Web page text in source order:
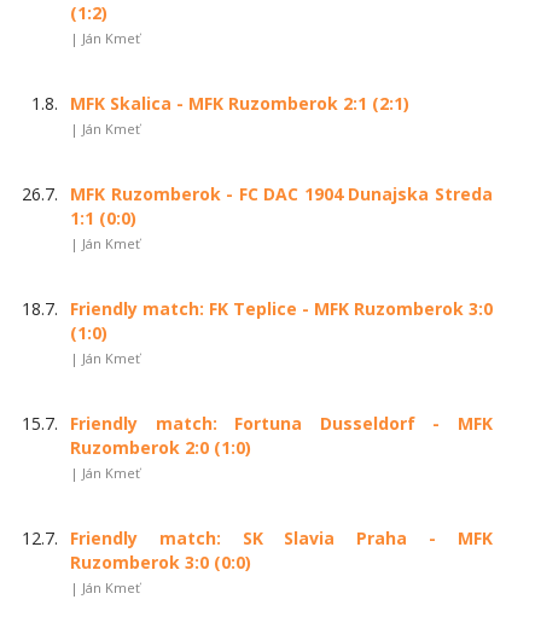
(1:2)
| Ján Kmeť
1.8. MFK Skalica - MFK Ruzomberok 2:1 (2:1)
| Ján Kmeť
26.7.
MFK Ruzomberok - FC DAC 1904 Dunajska Streda
1:1 (0:0)
| Ján Kmeť
18.7.
Friendly match: FK Teplice - MFK Ruzomberok 3:0
(1:0)
| Ján Kmeť
15.7.
Friendly match: Fortuna Dusseldorf - MFK
Ruzomberok 2:0 (1:0)
| Ján Kmeť
12.7.
Friendly match: SK Slavia Praha - MFK
Ruzomberok 3:0 (0:0)
| Ján Kmeť